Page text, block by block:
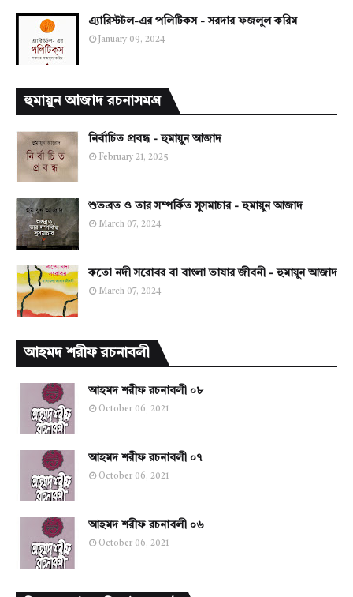
এ্যারিস্টটল-এর পলিটিকস - সরদার ফজলুল করিম
January 09, 2024
হুমায়ুন আজাদ রচনাসমগ্র
নির্বাচিত প্রবন্ধ - হুমায়ুন আজাদ
February 21, 2025
শুভব্রত ও তার সম্পর্কিত সুসমাচার - হুমায়ুন আজাদ
March 07, 2024
কতো নদী সরোবর বা বাংলা ভাষার জীবনী - হুমায়ুন আজাদ
March 07, 2024
আহমদ শরীফ রচনাবলী
আহমদ শরীফ রচনাবলী ০৮
October 06, 2021
আহমদ শরীফ রচনাবলী ০৭
October 06, 2021
আহমদ শরীফ রচনাবলী ০৬
October 06, 2021